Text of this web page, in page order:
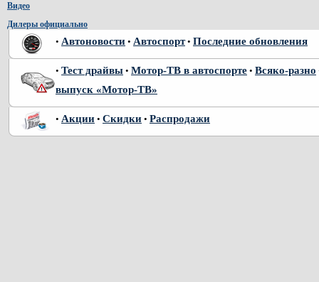
Видео
Дилеры официально
• Автоновости • Автоспорт• Последние обновления
• Тест драйвы • Мотор-ТВ в автоспорте • Всяко-разно
выпуск «Мотор-ТВ»
• Акции • Скидки • Распродажи